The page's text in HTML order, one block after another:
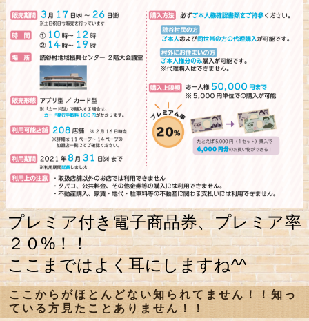
プレミア付き電子商品券、プレミア率
２０%！！
ここまではよく耳にしますね^^
ここからがほとんどない知られてません！！知っ
ている方見たことありません！！